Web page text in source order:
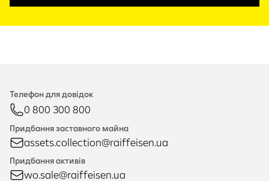
Телефон для довідок
0 800 300 800
Придбання заставного майна
assets.collection@raiffeisen.ua
Придбання активів
wo.sale@raiffeisen.ua